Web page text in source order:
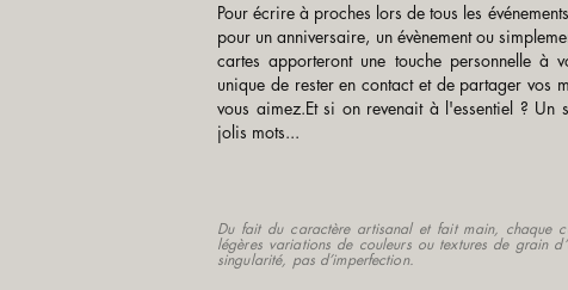
Pour écrire à proches lors de tous les
pour un anniversaire, un évènement ou
cartes apporteront une touche personnelle à
unique de rester en contact et de partager vos
vous aimez.Et si on revenait à l'essentiel ? Un
jolis mots...
Du fait du caractère artisanal et fait main, chaque
légères variations de couleurs ou textures de grain
singularité, pas d’imperfection.